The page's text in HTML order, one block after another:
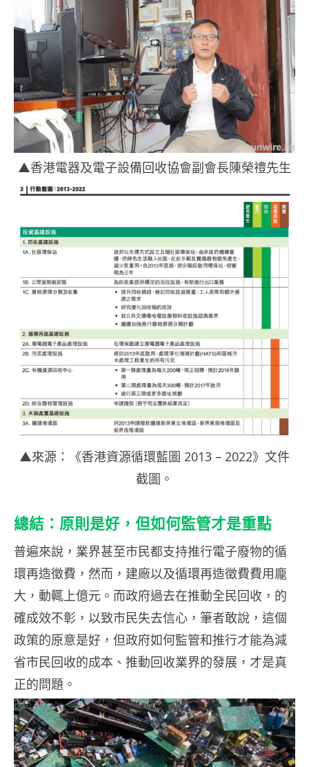
▲香港電器及電子設備回收協會副會長陳榮禮先生
▲來源：《香港資源循環藍圖 2013 – 2022》文件
截圖。
總結：原則是好，但如何監管才是重點
普遍來說，業界甚至市民都支持推行電子廢物的循
環再造徵費，然而，建廠以及循環再造徵費費用龐
大，動輒上億元。而政府過去在推動全民回收，的
確成效不彰，以致市民失去信心，筆者敢說，這個
政策的原意是好，但政府如何監管和推行才能為減
省市民回收的成本、推動回收業界的發展，才是真
正的問題。